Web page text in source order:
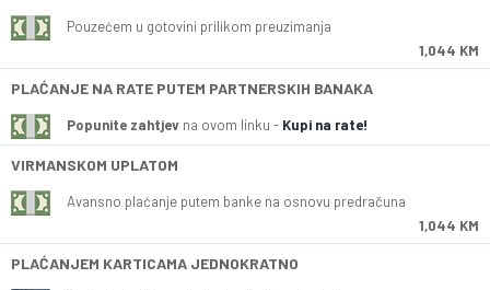
Pouzećem u gotovini prilikom preuzimanja
1,044 KM
PLAĆANJE NA RATE PUTEM PARTNERSKIH BANAKA
Popunite zahtjev na ovom linku - Kupi na rate!
VIRMANSKOM UPLATOM
Avansno plaćanje putem banke na osnovu predračuna
1,044 KM
PLAĆANJEM KARTICAMA JEDNOKRATNO